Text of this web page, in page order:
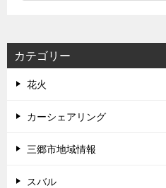
カテゴリー
花火
カーシェアリング
三郷市地域情報
スバル